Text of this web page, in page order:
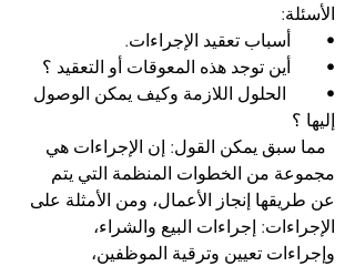
الأسئلة:
•	أسباب تعقيد الإجراءات.
•	أين توجد هذه المعوقات أو التعقيد ؟
•	 الحلول اللازمة وكيف يمكن الوصول
إليها ؟
  مما سبق يمكن القول: إن الإجراءات هي
مجموعة من الخطوات المنظمة التي يتم
عن طريقها إنجاز الأعمال، ومن الأمثلة على
الإجراءات: إجراءات البيع والشراء،
وإجراءات تعيين وترقية الموظفين،